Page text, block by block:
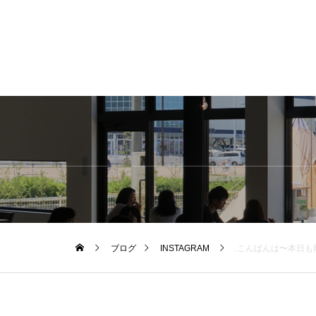
ブログ INSTAGRAM ..こんばんは〜本日も雨降りな中、たくさんのご来店ありがとうございます